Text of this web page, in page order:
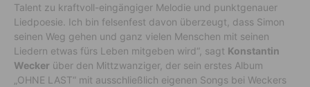
Talent zu kraftvoll-eingängiger Melodie und punktgenauer
Liedpoesie. Ich bin felsenfest davon überzeugt, dass Simon
seinen Weg gehen und ganz vielen Menschen mit seinen
Liedern etwas fürs Leben mitgeben wird“, sagt Konstantin
Wecker über den Mittzwanziger, der sein erstes Album
„OHNE LAST“ mit ausschließlich eigenen Songs bei Weckers